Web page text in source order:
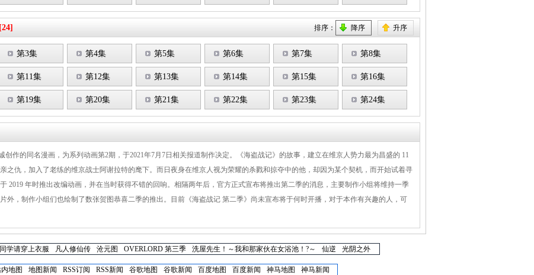
[24] 排序： 降序 升序
第3集 第4集 第5集 第6集 第7集 第8集
第11集 第12集 第13集 第14集 第15集 第16集
第19集 第20集 第21集 第22集 第23集 第24集
创作的同名漫画，为系列动画第2期，于2021年7月7日相关报道制作决定。《海盗战记》的故事，建立在维京人势力最为昌盛的 11
之仇，加入了老练的维京战士阿谢拉特的麾下。而日夜身在维京人视为荣耀的杀戮和掠夺中的他，却因为某个契机，而开始试着寻
年时推出改编动画，并在当时获得不错的回响。相隔两年后，官方正式宣布将推出第二季的消息，主要制作小组将维持一季
外，制作小组们也绘制了数张贺图恭喜二季的推出。目前《海盗战记 第二季》尚未宣布将于何时开播，对于本作有兴趣的人，可
学请穿上衣服 凡人修仙传 沧元图 OVERLORD 第三季 洗屋先生！～我和那家伙在女浴池！?～ 仙逆 光阴之外
地图 地图新闻 RSS订阅 RSS新闻 谷歌地图 谷歌新闻 百度地图 百度新闻 神马地图 神马新闻